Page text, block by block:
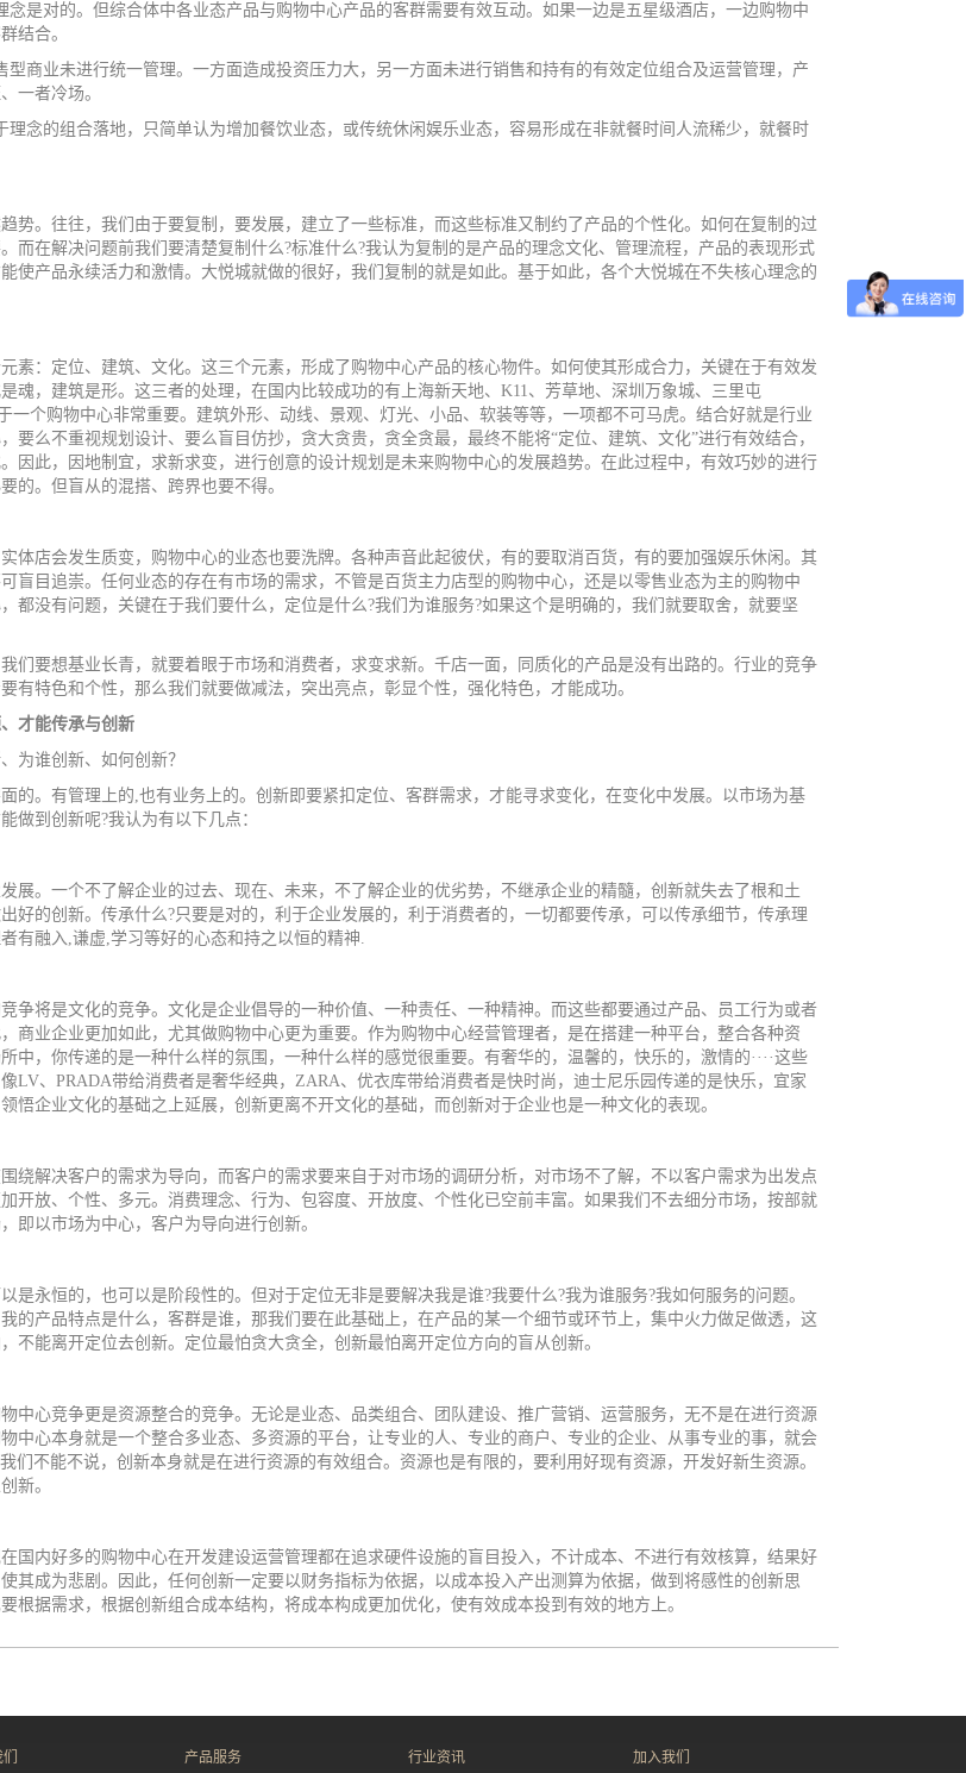
念是对的。但综合体中各业态产品与购物中心产品的客群需要有效互动。如果一边是五星级酒店，一边购物中
结合。
型商业未进行统一管理。一方面造成投资压力大，另一方面未进行销售和持有的有效定位组合及运营管理，产
一者冷场。
理念的组合落地，只简单认为增加餐饮业态，或传统休闲娱乐业态，容易形成在非就餐时间人流稀少，就餐时
。往往，我们由于要复制，要发展，建立了一些标准，而这些标准又制约了产品的个性化。如何在复制的过
而在解决问题前我们要清楚复制什么?标准什么?我认为复制的是产品的理念文化、管理流程，产品的表现形式
使产品永续活力和激情。大悦城就做的很好，我们复制的就是如此。基于如此，各个大悦城在不失核心理念的
：定位、建筑、文化。这三个元素，形成了购物中心产品的核心物件。如何使其形成合力，关键在于有效发
魂，建筑是形。这三者的处理，在国内比较成功的有上海新天地、K11、芳草地、深圳万象城、三里屯
一个购物中心非常重要。建筑外形、动线、景观、灯光、小品、软装等等，一项都不可马虎。结合好就是行业
要么不重视规划设计、要么盲目仿抄，贪大贪贵，贪全贪最，最终不能将“定位、建筑、文化”进行有效结合，
因此，因地制宜，求新求变，进行创意的设计规划是未来购物中心的发展趋势。在此过程中，有效巧妙的进行
的。但盲从的混搭、跨界也要不得。
店会发生质变，购物中心的业态也要洗牌。各种声音此起彼伏，有的要取消百货，有的要加强娱乐休闲。其
盲目追崇。任何业态的存在有市场的需求，不管是百货主力店型的购物中心，还是以零售业态为主的购物中
都没有问题，关键在于我们要什么，定位是什么?我们为谁服务?如果这个是明确的，我们就要取舍，就要坚
要想基业长青，就要着眼于市场和消费者，求变求新。千店一面，同质化的产品是没有出路的。行业的竞争
有特色和个性，那么我们就要做减法，突出亮点，彰显个性，强化特色，才能成功。
才能传承与创新
谁创新、如何创新？
的。有管理上的,也有业务上的。创新即要紧扣定位、客群需求，才能寻求变化，在变化中发展。以市场为基
做到创新呢?我认为有以下几点：
。一个不了解企业的过去、现在、未来，不了解企业的优劣势，不继承企业的精髓，创新就失去了根和土
好的创新。传承什么?只要是对的，利于企业发展的，利于消费者的，一切都要传承，可以传承细节，传承理
有融入,谦虚,学习等好的心态和持之以恒的精神.
将是文化的竞争。文化是企业倡导的一种价值、一种责任、一种精神。而这些都要通过产品、员工行为或者
商业企业更加如此，尤其做购物中心更为重要。作为购物中心经营管理者，是在搭建一种平台，整合各种资
中，你传递的是一种什么样的氛围，一种什么样的感觉很重要。有奢华的，温馨的，快乐的，激情的····这些
LV、PRADA带给消费者是奢华经典，ZARA、优衣库带给消费者是快时尚，迪士尼乐园传递的是快乐，宜家
企业文化的基础之上延展，创新更离不开文化的基础，而创新对于企业也是一种文化的表现。
解决客户的需求为导向，而客户的需求要来自于对市场的调研分析，对市场不了解，不以客户需求为出发点
开放、个性、多元。消费理念、行为、包容度、开放度、个性化已空前丰富。如果我们不去细分市场，按部就
即以市场为中心，客户为导向进行创新。
永恒的，也可以是阶段性的。但对于定位无非是要解决我是谁?我要什么?我为谁服务?我如何服务的问题。
的产品特点是什么，客群是谁，那我们要在此基础上，在产品的某一个细节或环节上，集中火力做足做透，这
不能离开定位去创新。定位最怕贪大贪全，创新最怕离开定位方向的盲从创新。
心竞争更是资源整合的竞争。无论是业态、品类组合、团队建设、推广营销、运营服务，无不是在进行资源
中心本身就是一个整合多业态、多资源的平台，让专业的人、专业的商户、专业的企业、从事专业的事，就会
们不能不说，创新本身就是在进行资源的有效组合。资源也是有限的，要利用好现有资源，开发好新生资源。
新。
内好多的购物中心在开发建设运营管理都在追求硬件设施的盲目投入，不计成本、不进行有效核算，结果好
其成为悲剧。因此，任何创新一定要以财务指标为依据，以成本投入产出测算为依据，做到将感性的创新思
根据需求，根据创新组合成本结构，将成本构成更加优化，使有效成本投到有效的地方上。
产品服务 行业资讯 加入我们